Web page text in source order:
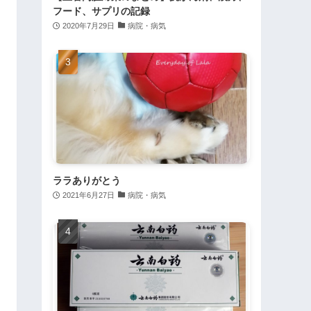
フード、サプリの記録
2020年7月29日 病院・病気
ララありがとう
2021年6月27日 病院・病気